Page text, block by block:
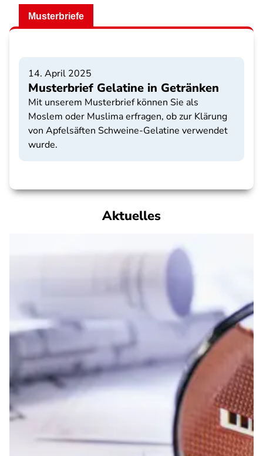
Musterbriefe
14. April 2025
Musterbrief Gelatine in Getränken
Mit unserem Musterbrief können Sie als
Moslem oder Muslima erfragen, ob zur Klärung
von Apfelsäften Schweine-Gelatine verwendet
wurde.
Aktuelles